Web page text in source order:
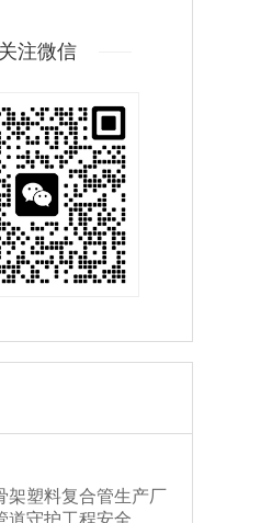
关注微信
架塑料复合管生产厂
道守护工程安全